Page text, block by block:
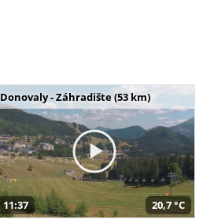
Donovaly - Záhradište (53 km)
11:37 20,7 °C